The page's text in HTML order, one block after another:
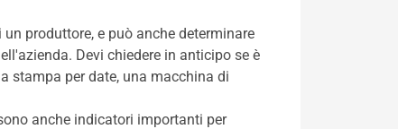
produttore, e può anche determinare
Devi chiedere in anticipo se è
stampa per date, una macchina di
anche indicatori importanti per